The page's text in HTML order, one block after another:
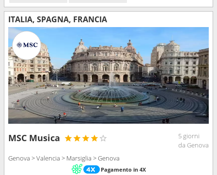
ITALIA, SPAGNA, FRANCIA
MSC Musica
5 giorni
da Genova
Genova > Valencia > Marsiglia > Genova
Pagamento in 4X